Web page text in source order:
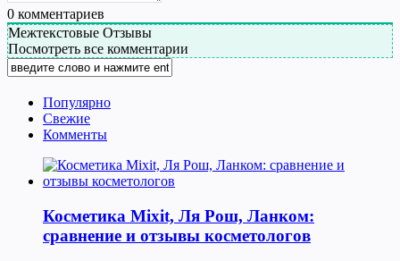
0 комментариев
Межтекстовые Отзывы
Посмотреть все комментарии
Популярно
Свежие
Комменты
Косметика Мixit, Ля Рош, Ланком:
сравнение и отзывы косметологов